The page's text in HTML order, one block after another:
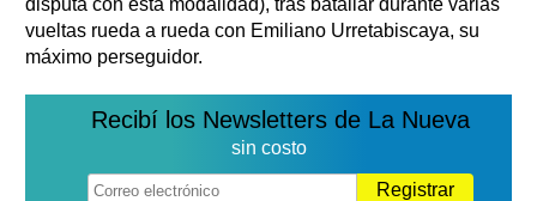
vueltas rueda a rueda con Emiliano Urretabiscaya, su
máximo perseguidor.
Recibí los Newsletters de La Nueva
sin costo
Registrar